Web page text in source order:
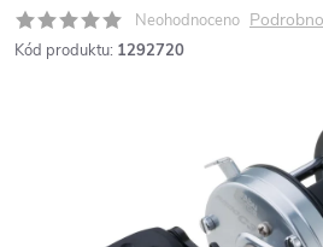
Neohodnoceno
Kód produktu: 1292720